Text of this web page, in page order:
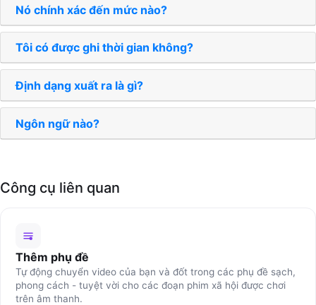
Nó chính xác đến mức nào?
Tôi có được ghi thời gian không?
Định dạng xuất ra là gì?
Ngôn ngữ nào?
Công cụ liên quan
Thêm phụ đề
Tự động chuyển video của bạn và đốt trong các phụ đề sạch,
phong cách - tuyệt vời cho các đoạn phim xã hội được chơi
trên âm thanh.